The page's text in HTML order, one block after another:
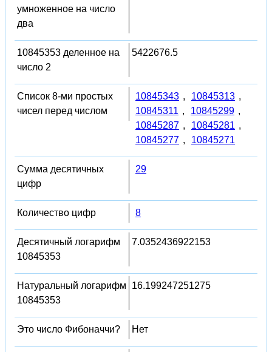
умноженное на число
два
10845353 деленное на
число 2
5422676.5
Список 8-ми простых
чисел перед числом
10845343 , 10845313 ,
10845311 , 10845299 ,
10845287 , 10845281 ,
10845277 , 10845271
Сумма десятичных
цифр
29
Количество цифр 8
Десятичный логарифм
10845353
7.0352436922153
Натуральный логарифм
10845353
16.199247251275
Это число Фибоначчи? Нет